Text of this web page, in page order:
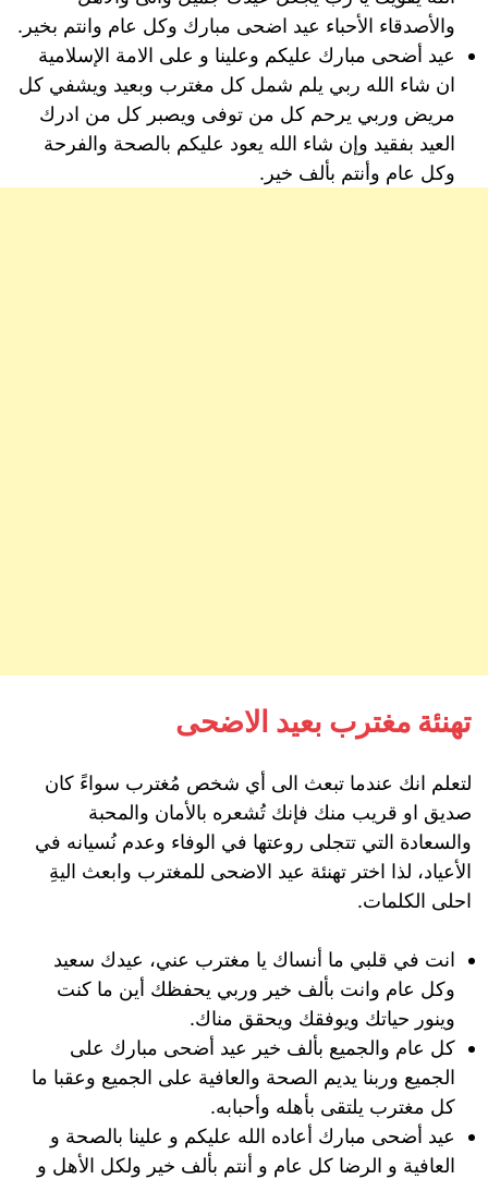
والأصدقاء الأحباء عيد اضحى مبارك وكل عام وانتم بخير.
عيد أضحى مبارك عليكم وعلينا و على الامة الإسلامية
ان شاء الله ربي يلم شمل كل مغترب وبعيد ويشفي كل
مريض وربي يرحم كل من توفى ويصبر كل من ادرك
العيد بفقيد وإن شاء الله يعود عليكم بالصحة والفرحة
وكل عام وأنتم بألف خير.
تهنئة مغترب بعيد الاضحى
لتعلم انك عندما تبعث الى أي شخص مُغترب سواءً كان
صديق او قريب منك فإنك تُشعره بالأمان والمحبة
والسعادة التي تتجلى روعتها في الوفاء وعدم نُسيانه في
الأعياد، لذا اختر تهنئة عيد الاضحى للمغترب وابعث اليةِ
احلى الكلمات.
انت في قلبي ما أنساك يا مغترب عني، عيدك سعيد
وكل عام وانت بألف خير وربي يحفظك أين ما كنت
وينور حياتك ويوفقك ويحقق مناك.
كل عام والجميع بألف خير عيد أضحى مبارك على
الجميع وربنا يديم الصحة والعافية على الجميع وعقبا ما
كل مغترب يلتقى بأهله وأحبابه.
عيد أضحى مبارك أعاده الله عليكم و علينا بالصحة و
العافية و الرضا كل عام و أنتم بألف خير ولكل الأهل و